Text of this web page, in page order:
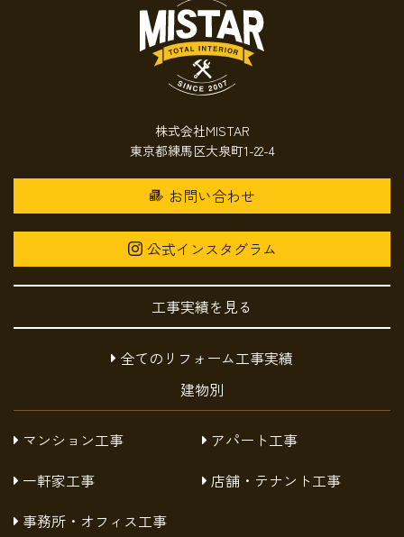
株式会社MISTAR
東京都練馬区大泉町1-22-4
お問い合わせ
公式インスタグラム
工事実績を見る
全てのリフォーム工事実績
建物別
マンション工事
アパート工事
一軒家工事
店舗・テナント工事
事務所・オフィス工事